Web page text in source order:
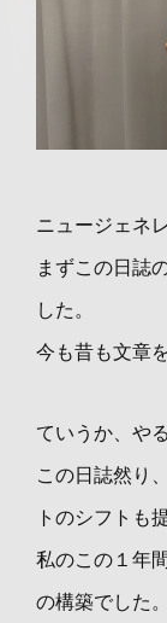
ニュージェネ
まずこの日誌
した。
今も昔も文章
ていうか、や
この日誌然り
トのシフトも
私のこの１年
の構築でした